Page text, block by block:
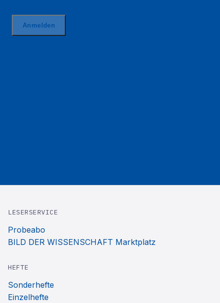
LESERSERVICE
Probeabo
BILD DER WISSENSCHAFT Marktplatz
HEFTE
Sonderhefte
Einzelhefte